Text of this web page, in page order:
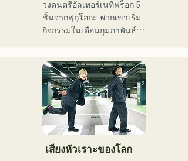
ทรงพลังและความสามารถใน
การร้องเพลงอันโดดเด่น เธอ
คือนักร้องนักแต่งเพลงที่จะ
ปัจจุบันพวกเขาแสดงดนตรี
สดตามสถานที่จัดงานและ
กิจกรรมกลางแจ้ง โดยส่วน
โพสต์และสตรีมวิดีโอบนโซ
เชียลมีเดียอย่างต่อเนื่อง
วงดนตรีอัลเทอร์เนทีฟร็อก 5
ชิ้นจากฟุกุโอกะ พวกเขาเริ่ม
กิจกรรมในเดือนกุมภาพันธ์
จังหวัดฟุกุโอกะ ด้วยเนื้อเพลง
ที่สะท้อนความเหงาและความ
ขัดแย้ง และท่วงทำนองกีตาร์
ที่ติดหู พวกเขามุ่งหวังที่จะ
สร้างเสียงเพลงที่จะประทับอยู่
ในใจของผู้ฟัง
เสียงหัวเราะของโลก